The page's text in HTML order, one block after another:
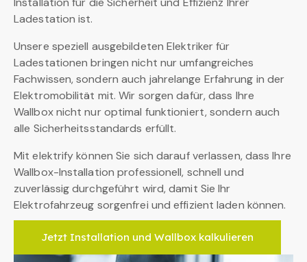
Ladestation ist.
Unsere speziell ausgebildeten Elektriker für
Ladestationen bringen nicht nur umfangreiches
Fachwissen, sondern auch jahrelange Erfahrung in der
Elektromobilität mit. Wir sorgen dafür, dass Ihre
Wallbox nicht nur optimal funktioniert, sondern auch
alle Sicherheitsstandards erfüllt.
Mit elektrify können Sie sich darauf verlassen, dass Ihre
Wallbox-Installation professionell, schnell und
zuverlässig durchgeführt wird, damit Sie Ihr
Elektrofahrzeug sorgenfrei und effizient laden können.
Jetzt Installation und Wallbox kalkulieren